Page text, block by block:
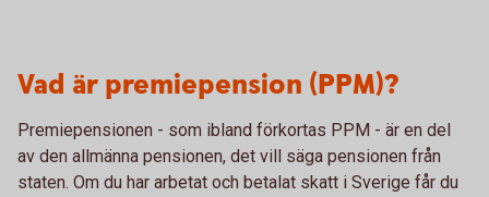
Vad är premiepension (PPM)?
Premiepensionen - som ibland förkortas PPM - är en del
av den allmänna pensionen, det vill säga pensionen från
staten. Om du har arbetat och betalat skatt i Sverige får du